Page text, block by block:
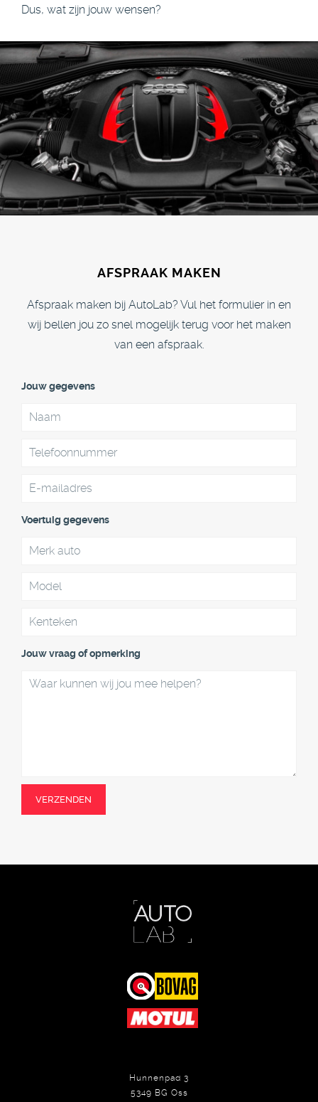
Dus, wat zijn jouw wensen?
AFSPRAAK MAKEN
Afspraak maken bij AutoLab? Vul het formulier in en
wij bellen jou zo snel mogelijk terug voor het maken
van een afspraak.
Jouw gegevens
Voertuig gegevens
Jouw vraag of opmerking
VERZENDEN
Hunnenpad 3
5349 BG Oss